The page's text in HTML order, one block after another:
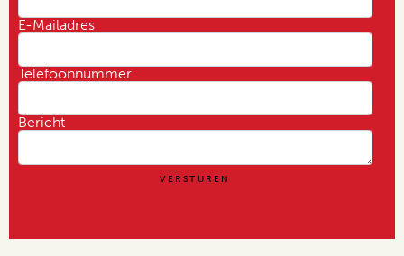
E-Mailadres
Telefoonnummer
Bericht